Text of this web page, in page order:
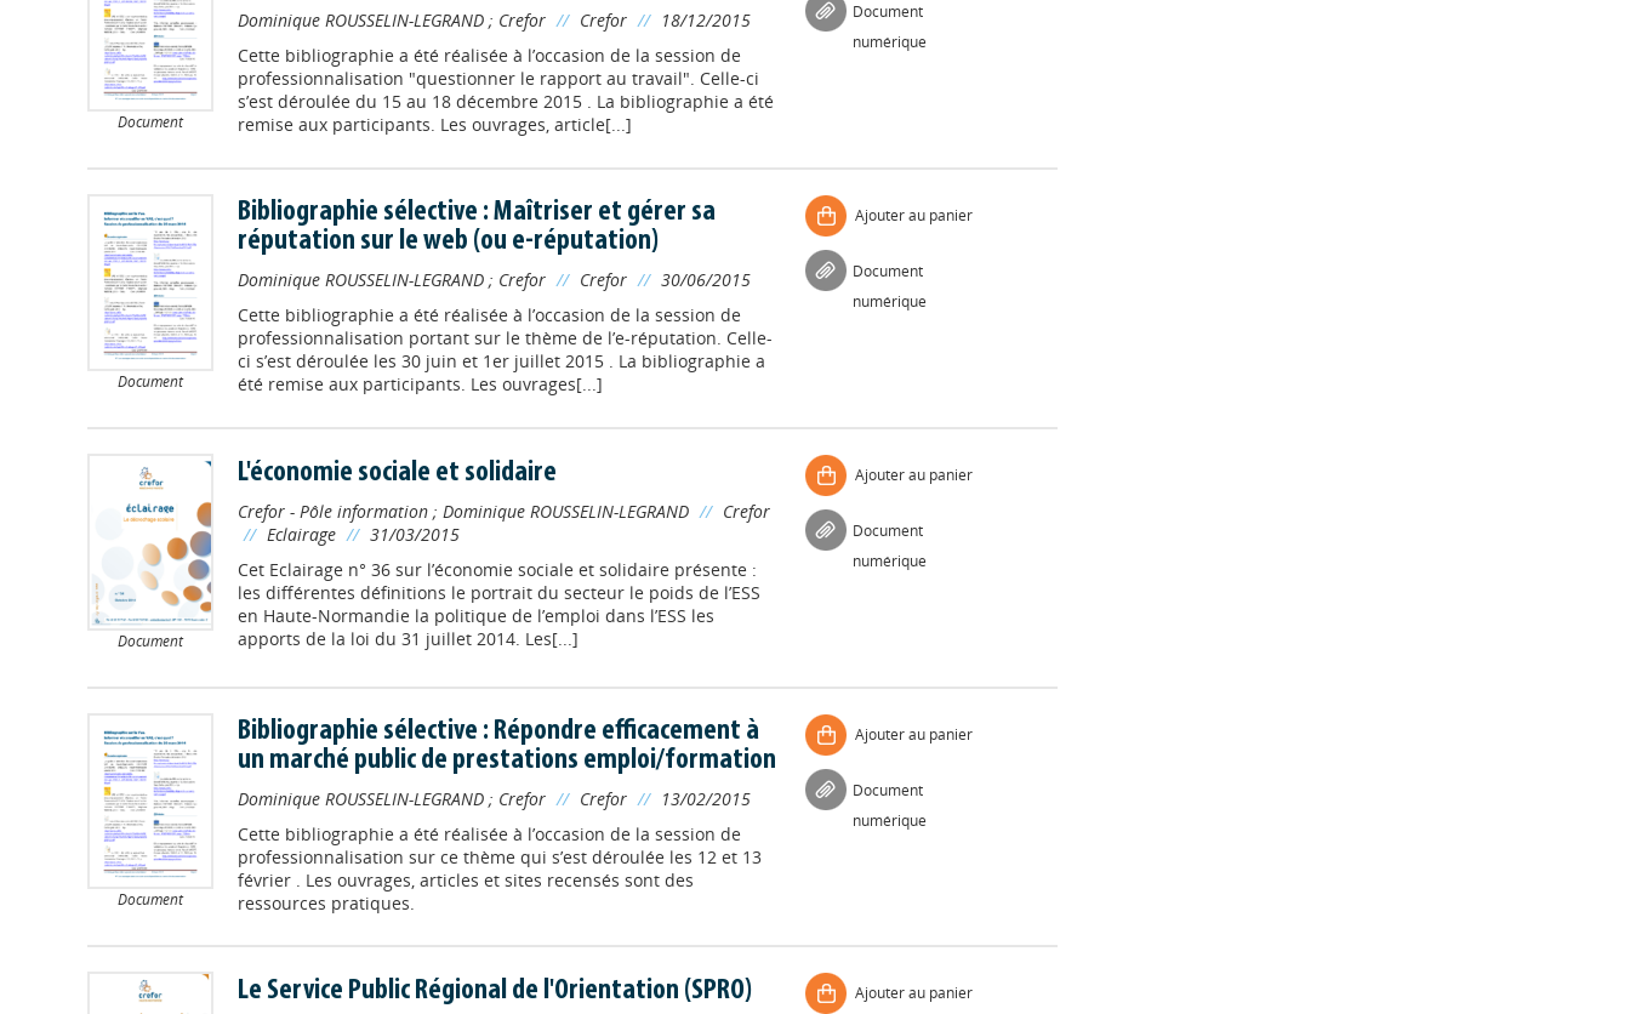
Document
Dominique ROUSSELIN-LEGRAND; Crefor // Crefor // 18/12/2015
Cette bibliographie a été réalisée à l’occasion de la session de
professionnalisation "questionner le rapport au travail". Celle-ci
s’est déroulée du 15 au 18 décembre 2015 . La bibliographie a été
remise aux participants. Les ouvrages, article[...]
Document
numérique
Document
Bibliographie sélective : Maîtriser et gérer sa
réputation sur le web (ou e-réputation)
Dominique ROUSSELIN-LEGRAND; Crefor // Crefor // 30/06/2015
Cette bibliographie a été réalisée à l’occasion de la session de
professionnalisation portant sur le thème de l’e-réputation. Celle-
ci s’est déroulée les 30 juin et 1er juillet 2015 . La bibliographie a
été remise aux participants. Les ouvrages[...]
Ajouter au panier
Document
numérique
Document
L'économie sociale et solidaire
Crefor - Pôle information; Dominique ROUSSELIN-LEGRAND // Crefor
// Eclairage // 31/03/2015
Cet Eclairage n° 36 sur l’économie sociale et solidaire présente :
les différentes définitions le portrait du secteur le poids de l’ESS
en Haute-Normandie la politique de l’emploi dans l’ESS les
apports de la loi du 31 juillet 2014. Les[...]
Ajouter au panier
Document
numérique
Document
Bibliographie sélective : Répondre efficacement à
un marché public de prestations emploi/formation
Dominique ROUSSELIN-LEGRAND; Crefor // Crefor // 13/02/2015
Cette bibliographie a été réalisée à l’occasion de la session de
professionnalisation sur ce thème qui s’est déroulée les 12 et 13
février . Les ouvrages, articles et sites recensés sont des
ressources pratiques.
Ajouter au panier
Document
numérique
Le Service Public Régional de l'Orientation (SPRO) Ajouter au panier